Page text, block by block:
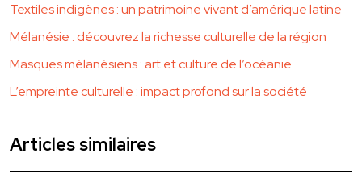
Textiles indigènes : un patrimoine vivant d’amérique latine
Mélanésie : découvrez la richesse culturelle de la région
Masques mélanésiens : art et culture de l’océanie
L’empreinte culturelle : impact profond sur la société
Articles similaires